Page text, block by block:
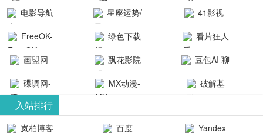
航-办公运营
院-哪吒影院
提供最新、
最全的高清
电影、电视
剧、动漫和
综艺节目免
费观看。平
台内容丰
画-官网
动漫综合
电影导航
- 免费看电影
就来这！ | 快
导航网-免费
看电影就来
这！收录大
量免费看电
星座运势/
最星座/美国
神婆星座网
41影视-
聚合最近好
看的电视剧
最新电影网
站-41影视为
成全短剧电
FreeOK-
FreeOK影视
官网-最新影
视资源|追剧
也很卷
绿色下载
吧
看片狂人
- 高清视频资
源免费在线
观看
画盟网-
画师联盟官
网
_huashilm.com_
动漫综合
飘花影院
网
豆包AI 聊
天智能对话
网页版入口
碟调网-
碟调网为您
提供最新电
MX动漫-
漫免费在线
破解基
整合当前互
入站排行
岚柏博客 百度
Yandex